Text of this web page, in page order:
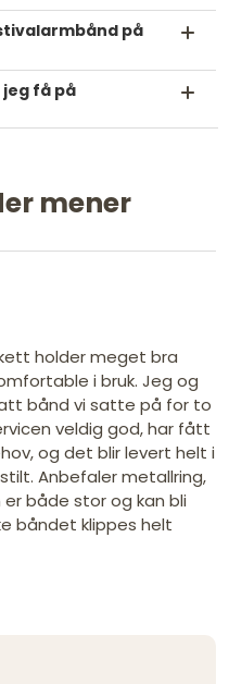
på
få på
mener
holder meget bra
i bruk. Jeg og
bånd vi satte på for to
veldig god, har fått
og det blir levert helt i
Anbefaler metallring,
både stor og kan bli
båndet klippes helt